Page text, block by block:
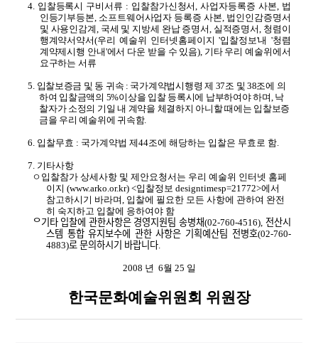
4. 입찰등록시 구비서류 : 입찰참가신청서, 사업자등록증 사본, 법
인등기부등본, 소프트웨어사업자 등록증 사본, 법인인감증명서
및 사용인감계, 국세 및 지방세 완납 증명서, 실적증명서, 청렴이
행계약서약서(우리 예술위 인터넷홈페이지 '입찰정보'내 '청렴
계약제시행 안내'에서 다운 받을 수 있음), 기타 우리 예술위에서
요구하는 서류
5. 입찰보증금 및 동 귀속 : 국가계약법시행령 제 37조 및 38조에 의
하여 입찰금액의 5%이상을 입찰 등록시에 납부하여야 하며, 낙
찰자가 소정의 기일 내 계약을 체결하지 아니할 때에는 입찰보증
금을 우리 예술위에 귀속함.
6. 입찰무효 : 국가계약법 제44조에 해당하는 입찰은 무효로 함.
7. 기타사항
ㅇ입찰참가 상세사항 및 제안요청서는 우리 예술위 인터넷 홈페
이지 (www.arko.or.kr) <입찰정보 designtimesp=21772>에서
참고하시기 바라며, 입찰에 필요한 모든 사항에 관하여 완전
히 숙지하고 입찰에 응하여야 함
ᄋ기타 입찰에 관한사항은 경영지원팀 송병채(02-760-4516), 전산시
스템 통합 유지보수에 관한 사항은 기획예산팀 전병호(02-760-
4883)로 문의하시기 바랍니다.
2008 년 6월 25 일
한국문화예술위원회 위원장